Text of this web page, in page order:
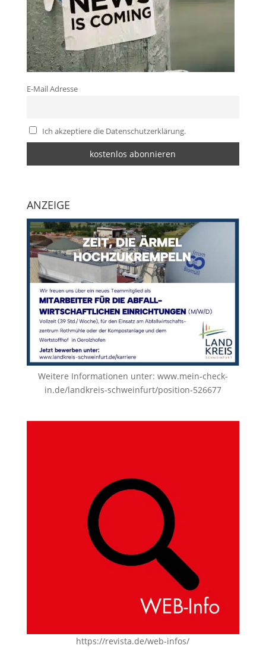
E-Mail Adresse
Ich akzeptiere die Datenschutzerklärung.
ANZEIGE
Weitere Informationen unter: www.mein-check-
in.de/landkreis-schweinfurt/position-526677
https://revista.de/web-infos/